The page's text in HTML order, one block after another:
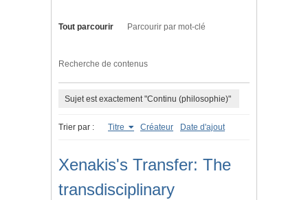
Tout parcourir Parcourir par mot-clé
Recherche de contenus
Sujet est exactement "Continu (philosophie)"
Trier par : Titre Créateur Date d'ajout
Xenakis's Transfer: The
transdisciplinary